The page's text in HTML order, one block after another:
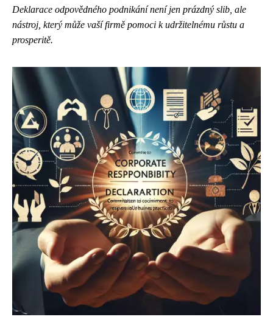
Deklarace odpovědného podnikání není jen prázdný slib, ale
nástroj, který může vaší firmě pomoci k udržitelnému růstu a
prosperitě.